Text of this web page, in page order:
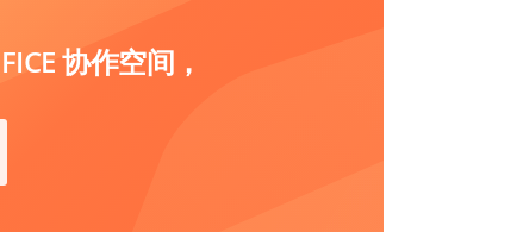
协作空间，